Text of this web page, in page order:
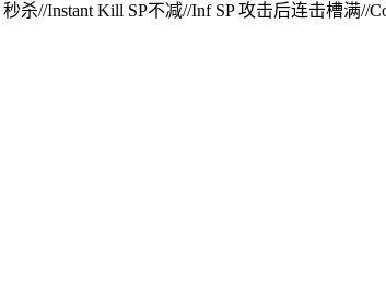
//Instant Kill SP不减//Inf SP 攻击后连击槽满//